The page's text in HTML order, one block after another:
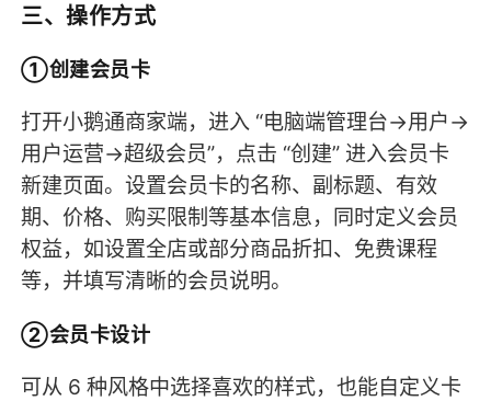
三、操作方式
①创建会员卡
打开小鹅通商家端，进入 “电脑端管理台→用户→
用户运营→超级会员”，点击 “创建” 进入会员卡
新建页面。设置会员卡的名称、副标题、有效
期、价格、购买限制等基本信息，同时定义会员
权益，如设置全店或部分商品折扣、免费课程
等，并填写清晰的会员说明。
②会员卡设计
可从 6 种风格中选择喜欢的样式，也能自定义卡